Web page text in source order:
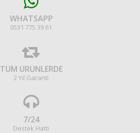
WHATSAPP
0531 775 39 61
TÜM ÜRÜNLERDE
2 Yıl Garanti
7/24
Destek Hattı